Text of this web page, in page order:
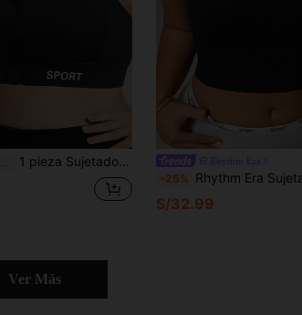
1 pieza Sujetador deportivo para mujer, sujetador deportivo de alto impacto con espalda cruzada y cobertura total, con decoración de estampado de letras, adecuado para ropa deportiva, sujetador deportivo de talla grande cómodo y de soporte, color negro primavera
-25% Rhythm Era Sujetador deportivo sin costuras para mujer de talla grande, ideal para
S/32.99
Ver Más